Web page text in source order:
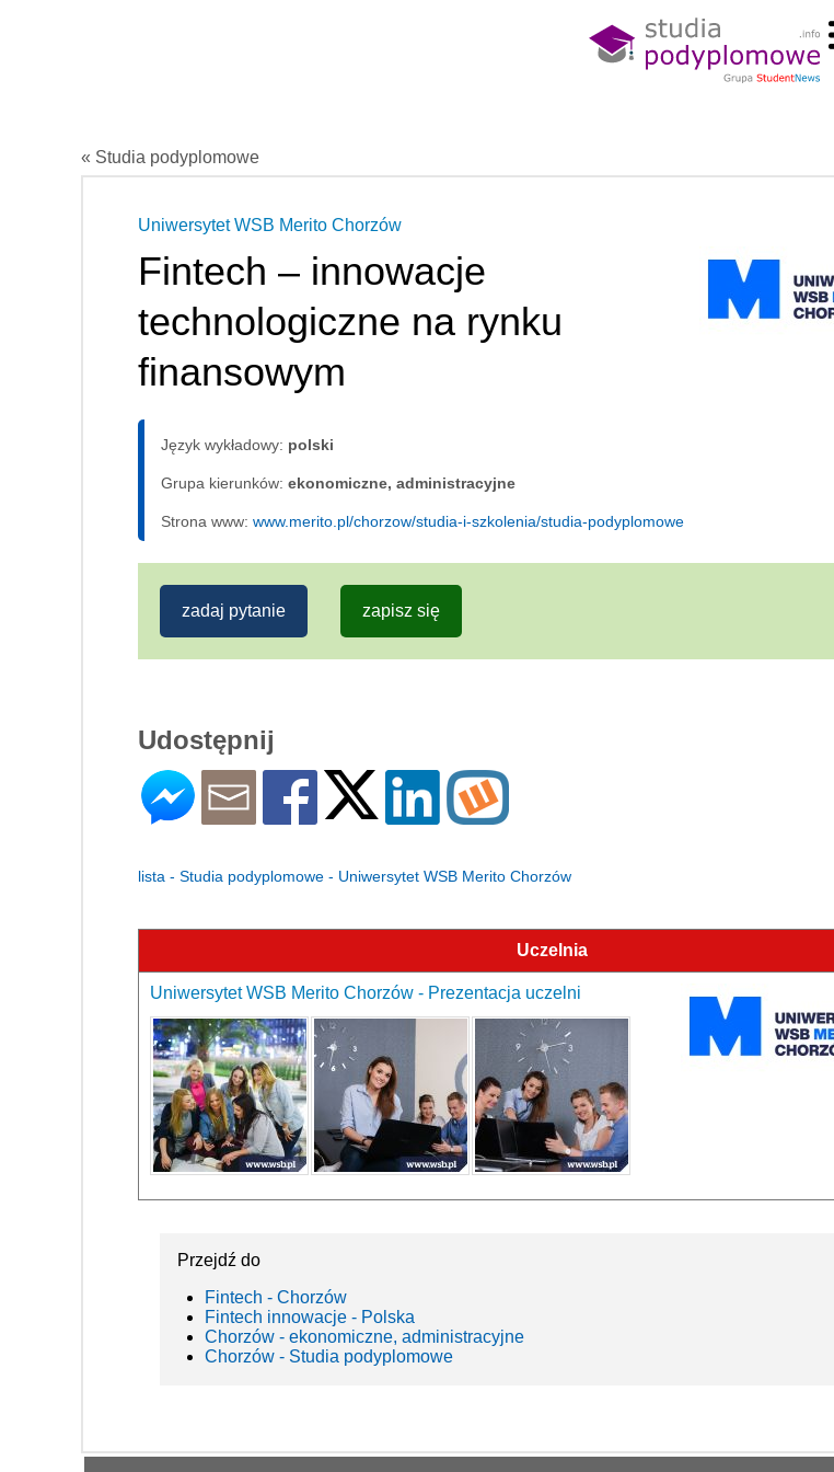
« Studia podyplomowe
Uniwersytet WSB Merito Chorzów
Fintech – innowacje
technologiczne na rynku
finansowym
Język wykładowy: polski
Grupa kierunków: ekonomiczne, administracyjne
Strona www: www.merito.pl/chorzow/studia-i-szkolenia/studia-podyplomowe
zadaj pytanie zapisz się
Udostępnij
lista - Studia podyplomowe - Uniwersytet WSB Merito Chorzów
Uczelnia
Uniwersytet WSB Merito Chorzów - Prezentacja uczelni
Przejdź do
Fintech - Chorzów
Fintech innowacje - Polska
Chorzów - ekonomiczne, administracyjne
Chorzów - Studia podyplomowe